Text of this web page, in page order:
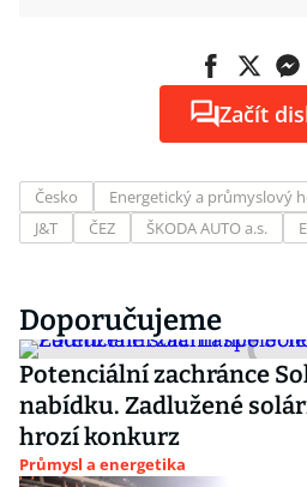
Začít
Česko Energetický a průmyslový
J&T
ČEZ ŠKODA AUTO a.s.
Doporučujeme
Potenciální zachránce
nabídku. Zadlužené
hrozí konkurz
Průmysl a energetika